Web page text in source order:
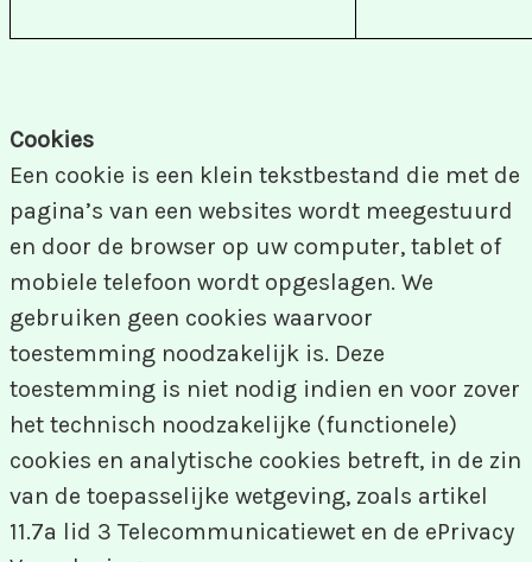
Cookies
Een cookie is een klein tekstbestand die met de
pagina’s van een websites wordt meegestuurd
en door de browser op uw computer, tablet of
mobiele telefoon wordt opgeslagen. We
gebruiken geen cookies waarvoor
toestemming noodzakelijk is. Deze
toestemming is niet nodig indien en voor zover
het technisch noodzakelijke (functionele)
cookies en analytische cookies betreft, in de zin
van de toepasselijke wetgeving, zoals artikel
11.7a lid 3 Telecommunicatiewet en de ePrivacy